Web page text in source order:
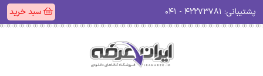
پشتیبانی: سبد خرید